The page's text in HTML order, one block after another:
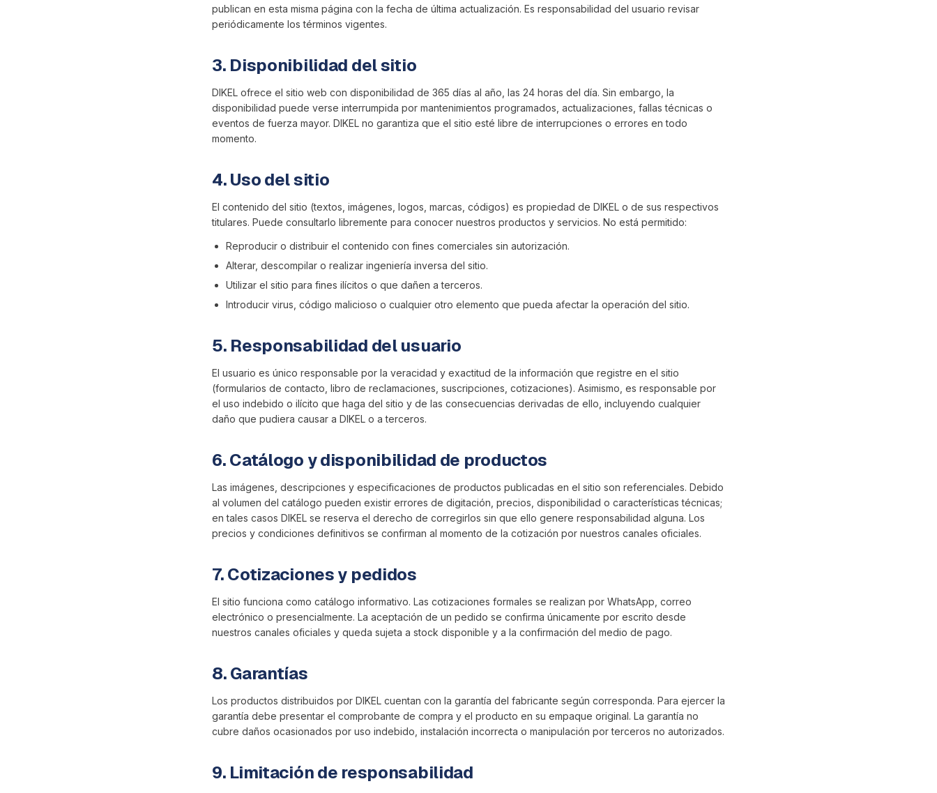
publican en esta misma página con la fecha de última actualización. Es responsabilidad del usuario revisar
periódicamente los términos vigentes.
3. Disponibilidad del sitio
DIKEL ofrece el sitio web con disponibilidad de 365 días al año, las 24 horas del día. Sin embargo, la
disponibilidad puede verse interrumpida por mantenimientos programados, actualizaciones, fallas técnicas o
eventos de fuerza mayor. DIKEL no garantiza que el sitio esté libre de interrupciones o errores en todo
momento.
4. Uso del sitio
El contenido del sitio (textos, imágenes, logos, marcas, códigos) es propiedad de DIKEL o de sus respectivos
titulares. Puede consultarlo libremente para conocer nuestros productos y servicios. No está permitido:
Reproducir o distribuir el contenido con fines comerciales sin autorización.
Alterar, descompilar o realizar ingeniería inversa del sitio.
Utilizar el sitio para fines ilícitos o que dañen a terceros.
Introducir virus, código malicioso o cualquier otro elemento que pueda afectar la operación del sitio.
5. Responsabilidad del usuario
El usuario es único responsable por la veracidad y exactitud de la información que registre en el sitio
(formularios de contacto, libro de reclamaciones, suscripciones, cotizaciones). Asimismo, es responsable por
el uso indebido o ilícito que haga del sitio y de las consecuencias derivadas de ello, incluyendo cualquier
daño que pudiera causar a DIKEL o a terceros.
6. Catálogo y disponibilidad de productos
Las imágenes, descripciones y especificaciones de productos publicadas en el sitio son referenciales. Debido
al volumen del catálogo pueden existir errores de digitación, precios, disponibilidad o características técnicas;
en tales casos DIKEL se reserva el derecho de corregirlos sin que ello genere responsabilidad alguna. Los
precios y condiciones definitivos se confirman al momento de la cotización por nuestros canales oficiales.
7. Cotizaciones y pedidos
El sitio funciona como catálogo informativo. Las cotizaciones formales se realizan por WhatsApp, correo
electrónico o presencialmente. La aceptación de un pedido se confirma únicamente por escrito desde
nuestros canales oficiales y queda sujeta a stock disponible y a la confirmación del medio de pago.
8. Garantías
Los productos distribuidos por DIKEL cuentan con la garantía del fabricante según corresponda. Para ejercer la
garantía debe presentar el comprobante de compra y el producto en su empaque original. La garantía no
cubre daños ocasionados por uso indebido, instalación incorrecta o manipulación por terceros no autorizados.
9. Limitación de responsabilidad